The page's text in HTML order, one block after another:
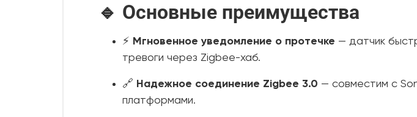
🔹 Основные преимущества
⚡ Мгновенное уведомление о протечке — датчик
тревоги через Zigbee-хаб.
🔗 Надежное соединение Zigbee 3.0 — совместим с
платформами.